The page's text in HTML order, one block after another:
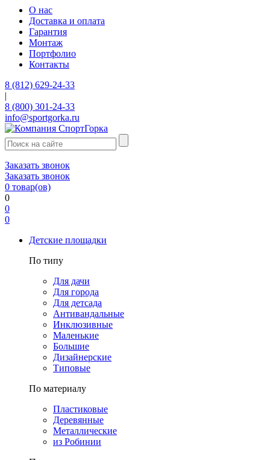
О нас
Доставка и оплата
Гарантия
Монтаж
Портфолио
Контакты
8 (812) 629-24-33
|
8 (800) 301-24-33
info@sportgorka.ru
Заказать звонок
Заказать звонок
0 товар(ов)
0
0
0
Детские площадки
По типу
Для дачи
Для города
Для детсада
Антивандальные
Инклюзивные
Маленькие
Большие
Дизайнерские
Типовые
По материалу
Пластиковые
Деревянные
Металлические
из Робинии